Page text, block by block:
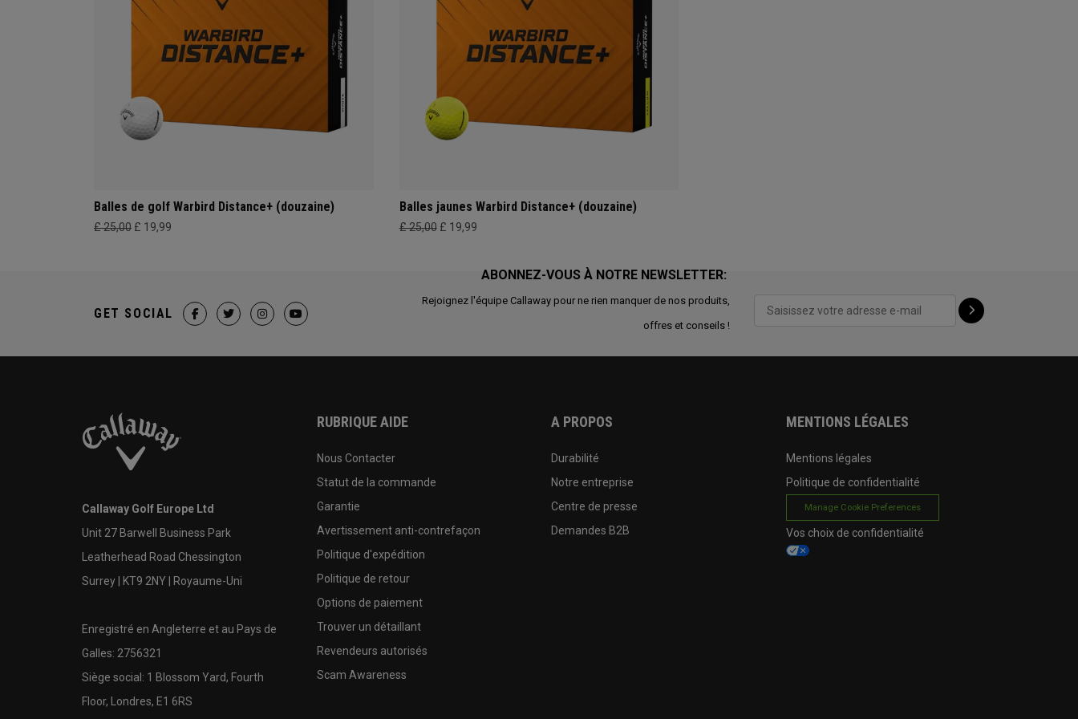
Balles de golf Warbird Distance+ (douzaine)
£ 25,00 £ 19,99
Balles jaunes Warbird Distance+ (douzaine)
£ 25,00 £ 19,99
ABONNEZ-VOUS À NOTRE NEWSLETTER:
Rejoignez l'équipe Callaway pour ne rien manquer de nos produits,
offres et conseils !
GET SOCIAL
Callaway Golf Europe Ltd
Unit 27 Barwell Business Park
Leatherhead Road Chessington
Surrey | KT9 2NY | Royaume-Uni
Enregistré en Angleterre et au Pays de
Galles: 2756321
Siège social: 1 Blossom Yard, Fourth
Floor, Londres, E1 6RS
RUBRIQUE AIDE
Nous Contacter
Statut de la commande
Garantie
Avertissement anti-contrefaçon
Politique d'expédition
Politique de retour
Options de paiement
Trouver un détaillant
Revendeurs autorisés
Scam Awareness
A PROPOS
Durabilité
Notre entreprise
Centre de presse
Demandes B2B
MENTIONS LÉGALES
Mentions légales
Politique de confidentialité
Manage Cookie Preferences
Vos choix de confidentialité